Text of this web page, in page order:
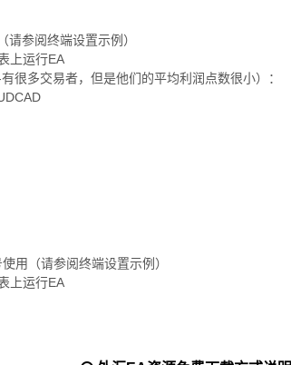
参阅终端设置示例）
上运行EA
很多交易者，但是他们的平均利润点数很小）：
用（请参阅终端设置示例）
上运行EA